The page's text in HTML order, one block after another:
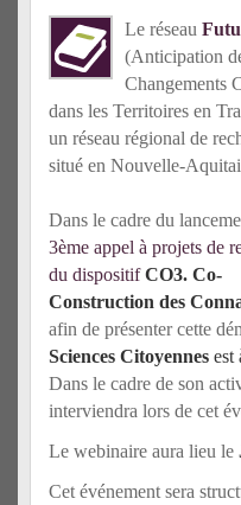
Le réseau
(Anticipation
Changements
dans les Territoires en
un réseau régional de
situé en Nouvelle-
Dans le cadre du
3ème appel à projets de
du dispositifCO3. Co-
Construction des
afin de présenter cette
Sciences Citoyennes est
Dans le cadre de son
interviendra lors de cet
Le webinaire aura lieu le
Cet événement sera